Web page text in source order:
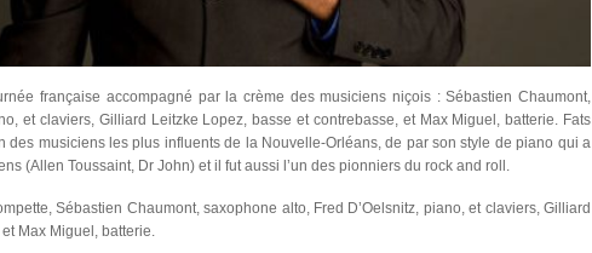
française accompagné par la crème des musiciens niçois :Sébastien Chaumont
et claviers, Gilliard Leitzke Lopez, basse et contrebasse, et Max Miguel , batterie. Fats
des musiciens les plus influents de la Nouvelle-Orléans, de par son style de piano qui a
(Allen Toussaint, Dr John) et il fut aussi l’un des pionniers du rock and roll.
Sébastien Chaumont,saxophone alto, Fred D’Oelsnitz, piano, et claviers, Gilliard
et Max Miguel , batterie.